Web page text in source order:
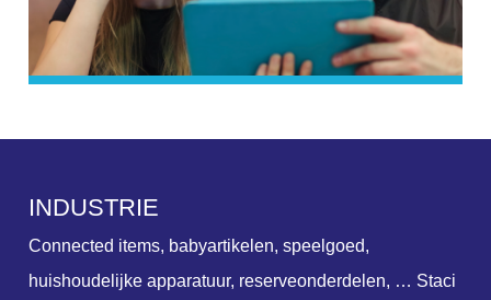
INDUSTRIE
Connected items, babyartikelen, speelgoed,
huishoudelijke apparatuur, reserveonderdelen, … Staci